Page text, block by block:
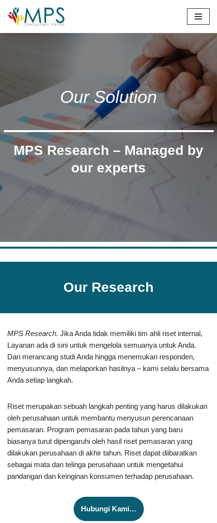
Skip
Our Solution
MPS Research – Managed by
our experts
Our Research
MPS Research. Jika Anda tidak memiliki tim ahli riset internal,
Layanan ada di sini untuk mengelola semuanya untuk Anda.
Dari merancang studi Anda hingga menemukan responden,
menyusunnya, dan melaporkan hasilnya – kami selalu bersama
Anda setiap langkah.
Riset merupakan sebuah langkah penting yang harus dilakukan
oleh perusahaan untuk membantu menyusun perencanaan
pemasaran. Program pemasaran pada tahun yang baru
biasanya turut dipengaruhi oleh hasil riset pemasaran yang
dilakukan perusahaan di akhir tahun. Riset dapat diibaratkan
sebagai mata dan telinga perusahaan untuk mengetahui
pandangan dan keinginan konsumen terhadap perusahaan.
Hubungi Kami…